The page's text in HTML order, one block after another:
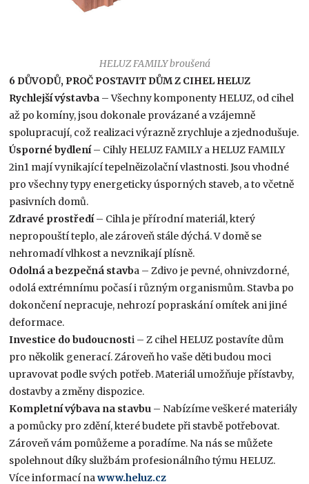
HELUZ FAMILY broušená
6 DŮVODŮ, PROČ POSTAVIT DŮM Z CIHEL HELUZ
Rychlejší výstavba – Všechny komponenty HELUZ, od cihel
až po komíny, jsou dokonale provázané a vzájemně
spolupracují, což realizaci výrazně zrychluje a zjednodušuje.
Úsporné bydlení– Cihly HELUZ FAMILY a HELUZ FAMILY
2in1 mají vynikající tepelněizolační vlastnosti. Jsou vhodné
pro všechny typy energeticky úsporných staveb, a to včetně
pasivních domů.
Zdravé prostředí– Cihla je přírodní materiál, který
nepropouští teplo, ale zároveň stále dýchá. V domě se
nehromadí vlhkost a nevznikají plísně.
Odolná a bezpečná stavba – Zdivo je pevné, ohnivzdorné,
odolá extrémnímu počasí i různým organismům. Stavba po
dokončení nepracuje, nehrozí popraskání omítek ani jiné
deformace.
Investice do budoucnosti – Z cihel HELUZ postavíte dům
pro několik generací. Zároveň ho vaše děti budou moci
upravovat podle svých potřeb. Materiál umožňuje přístavby,
dostavby a změny dispozice.
Kompletní výbava na stavbu – Nabízíme veškeré materiály
a pomůcky pro zdění, které budete při stavbě potřebovat.
Zároveň vám pomůžeme a poradíme. Na nás se můžete
spolehnout díky službám profesionálního týmu HELUZ.
Více informací nawww.heluz.cz